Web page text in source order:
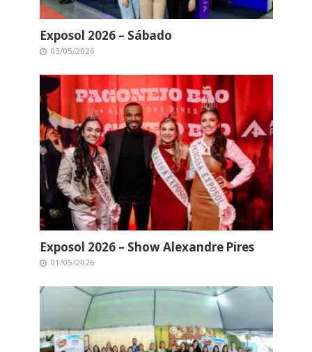
Exposol 2026 – Sábado
03/05/2026
Exposol 2026 – Show Alexandre Pires
01/05/2026